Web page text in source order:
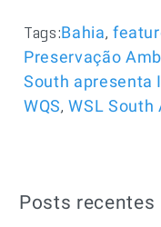
Tags:Bahia,
Preservação
South apresenta
WQS,WSL South
Posts recentes